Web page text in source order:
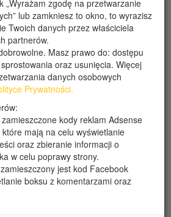
„Wyrażam zgodę na przetwarzanie
lub zamkniesz to okno, to wyrazisz
Twoich danych przez właściciela
partnerów.
Masz prawo do: dostępu
oraz usunięcia. Więcej
danych osobowych
Prywatności.
kody reklam Adsense
mają na celu wyświetlanie
oraz zbieranie informacji o
w celu poprawy strony.
jest kod Facebook
boksu z komentarzami oraz